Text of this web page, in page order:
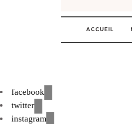
ACCUEIL
facebook
twitter
instagram